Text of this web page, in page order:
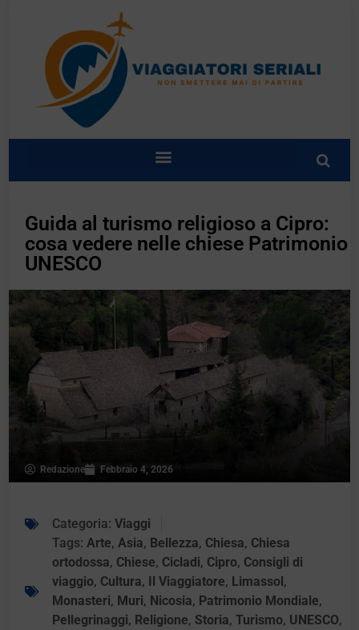
Guida al turismo religioso a Cipro:
cosa vedere nelle chiese Patrimonio
UNESCO
Redazione Febbraio 4, 2026
Categoria: Viaggi
Tags: Arte, Asia, Bellezza, Chiesa, Chiesa
ortodossa, Chiese, Cicladi, Cipro, Consigli di
viaggio, Cultura, Il Viaggiatore, Limassol,
Monasteri, Muri, Nicosia, Patrimonio Mondiale,
Pellegrinaggi, Religione, Storia,Turismo, UNESCO,